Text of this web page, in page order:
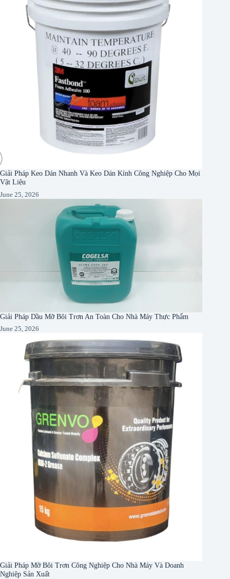
Giải Pháp Keo Dán Nhanh Và Keo Dán Kính Công Nghiệp Cho Mọi
Vật Liệu
June 25, 2026
Giải Pháp Dầu Mỡ Bôi Trơn An Toàn Cho Nhà Máy Thực Phẩm
June 25, 2026
Giải Pháp Mỡ Bôi Trơn Công Nghiệp Cho Nhà Máy Và Doanh
Nghiệp Sản Xuất